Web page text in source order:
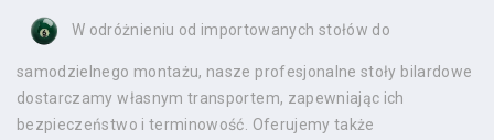
W odróżnieniu od importowanych stołów do
samodzielnego montażu, nasze profesjonalne stoły bilardowe
dostarczamy własnym transportem, zapewniając ich
bezpieczeństwo i terminowość. Oferujemy także